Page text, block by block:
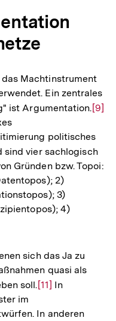
Machtinstrument
Ein zentrales
ist Argumentation. Zur
der
[9]
politisches
sind vier sachlogisch
Gründen bzw. Topoi:
2)
3)
4)
sich das Ja zu
quasi als
soll. Zur
der
[11] In
im
In anderen